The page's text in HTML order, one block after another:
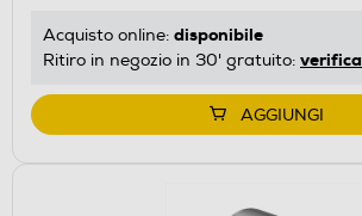
Acquisto online: disponibile
Ritiro in negozio in 30' gratuito: verifica
AGGIUNGI